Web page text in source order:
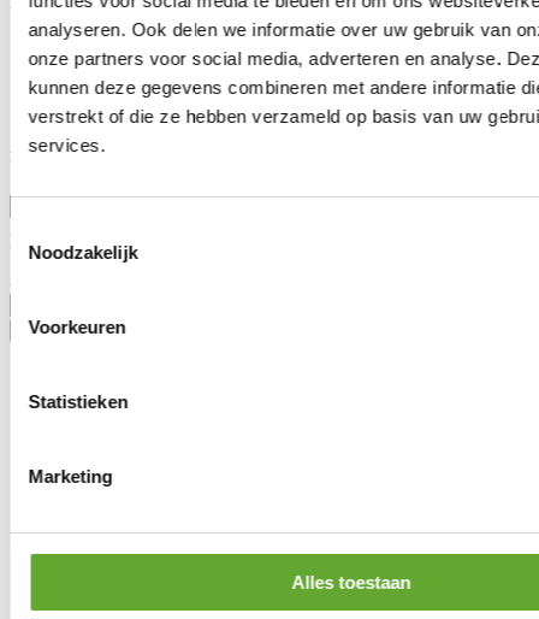
analyseren. Ook delen we informatie over uw gebruik van
onze partners voor social media, adverteren en analyse.
kunnen deze gegevens combineren met andere informatie
verstrekt of die ze hebben verzameld op basis van uw
services.
Noodzakelijk
Voorkeuren
Statistieken
Marketing
Alles toestaan
Over ons
Nieuws
Lotto Cycling Team
Vacatures
Blijf op de hoogte
Voornaam